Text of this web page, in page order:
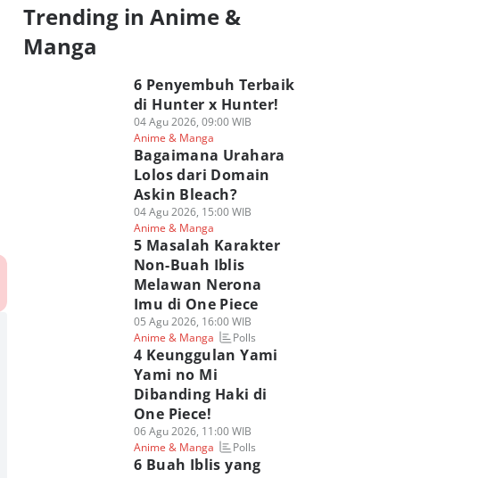
Trending in Anime &
Manga
6 Penyembuh Terbaik
di Hunter x Hunter!
04 Agu 2026, 09:00 WIB
Anime & Manga
Bagaimana Urahara
Lolos dari Domain
Askin Bleach?
04 Agu 2026, 15:00 WIB
Anime & Manga
5 Masalah Karakter
Non-Buah Iblis
Melawan Nerona
Imu di One Piece
05 Agu 2026, 16:00 WIB
Anime & Manga
Polls
4 Keunggulan Yami
Yami no Mi
Dibanding Haki di
One Piece!
06 Agu 2026, 11:00 WIB
Anime & Manga
Polls
6 Buah Iblis yang